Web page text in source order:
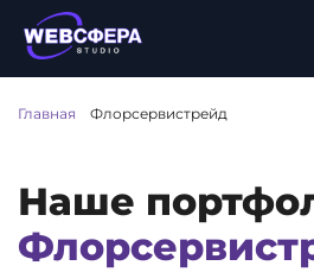
Главная Флорсервистрейд
Наше